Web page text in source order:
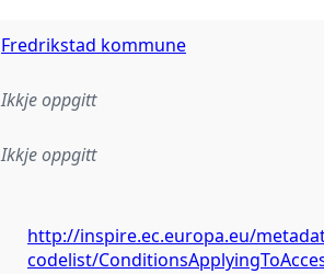
Fredrikstad kommune
Ikkje oppgitt
Ikkje oppgitt
http://inspire.ec.europa.eu/
codelist/